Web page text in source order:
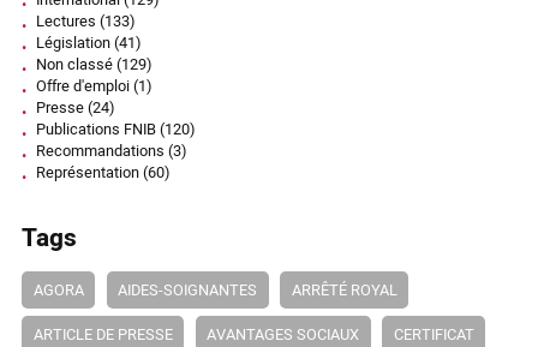
Lectures (133)
Législation(41)
Non classé(129)
Offre d'emploi(1)
Presse(24)
Publications FNIB(120)
Recommandations (3)
Représentation(60)
Tags
AGORA AIDES-SOIGNANTES ARRÊTÉ ROYAL
ARTICLE DE PRESSE AVANTAGES SOCIAUX CERTIFICAT